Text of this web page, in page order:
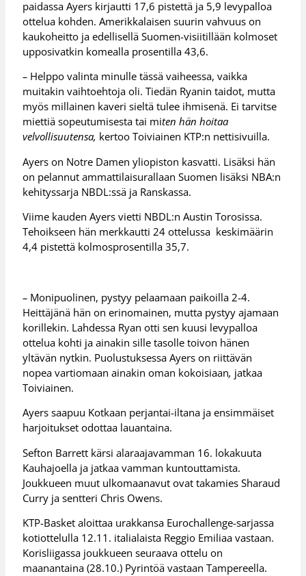
paidassa Ayers kirjautti 17,6 pistettä ja 5,9 levypalloa
ottelua kohden. Amerikkalaisen suurin vahvuus on
kaukoheitto ja edellisellä Suomen-visiitillään kolmoset
upposivatkin komealla prosentilla 43,6.
– Helppo valinta minulle tässä vaiheessa, vaikka
muitakin vaihtoehtoja oli. Tiedän Ryanin taidot, mutta
myös millainen kaveri sieltä tulee ihmisenä. Ei tarvitse
miettiä sopeutumisesta tai miten hän hoitaa
velvollisuutensa, kertoo Toiviainen KTP:n nettisivuilla.
Ayers on Notre Damen yliopiston kasvatti. Lisäksi hän
on pelannut ammattilaisurallaan Suomen lisäksi NBA:n
kehityssarja NBDL:ssä ja Ranskassa.
Viime kauden Ayers vietti NBDL:n Austin Torosissa.
Tehoikseen hän merkkautti 24 ottelussa keskimäärin
4,4 pistettä kolmosprosentilla 35,7.
– Monipuolinen, pystyy pelaamaan paikoilla 2-4.
Heittäjänä hän on erinomainen, mutta pystyy ajamaan
korillekin. Lahdessa Ryan otti sen kuusi levypalloa
ottelua kohti ja ainakin sille tasolle toivon hänen
yltävän nytkin. Puolustuksessa Ayers on riittävän
nopea vartiomaan ainakin oman kokoisiaan, jatkaa
Toiviainen.
Ayers saapuu Kotkaan perjantai-iltana ja ensimmäiset
harjoitukset odottaa lauantaina.
Sefton Barrett kärsi alaraajavamman 16. lokakuuta
Kauhajoella ja jatkaa vamman kuntouttamista.
Joukkueen muut ulkomaanavut ovat takamies Sharaud
Curry ja sentteri Chris Owens.
KTP-Basket aloittaa urakkansa Eurochallenge-sarjassa
kotiottelulla 12.11. italialaista Reggio Emiliaa vastaan.
Korisliigassa joukkueen seuraava ottelu on
maanantaina (28.10.) Pyrintöä vastaan Tampereella.